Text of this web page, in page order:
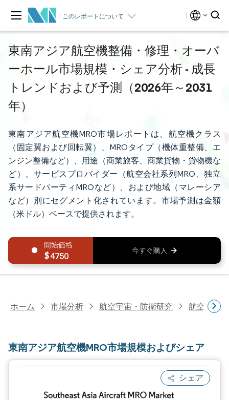
このレポートについて
東南アジア航空機整備・修理・オーバ
ーホール市場規模・シェア分析 - 成長
トレンドおよび予測（2026年～2031
年）
東南アジア航空機MRO市場レポートは、航空機クラス
（固定翼および回転翼）、MROタイプ（機体重整備、エ
ンジン整備など）、用途（商業旅客、商業貨物・貨物機な
ど）、サービスプロバイダー（航空会社系列MRO、独立
系サードパーティMROなど）、および地域（マレーシア
など）別にセグメント化されています。市場予測は金額
（米ドル）ベースで提供されます。
4750
ホーム 市場分析 航空宇宙・防衛研究 航空MRO
東南アジア航空機MRO市場規模およびシェア
シェア